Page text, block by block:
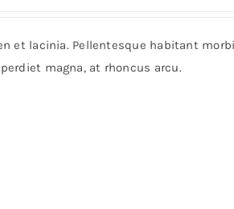
et lacinia. Pellentesque habitant
magna, at rhoncus arcu.